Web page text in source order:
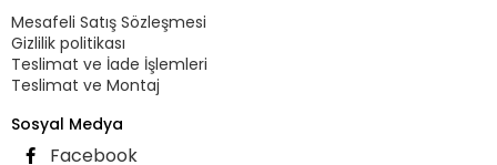
Mesafeli Satış Sözleşmesi
Gizlilik politikası
Teslimat ve İade İşlemleri
Teslimat ve Montaj
Sosyal Medya
Facebook